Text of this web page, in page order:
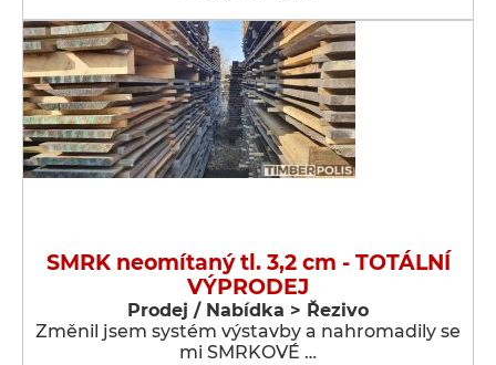
SMRK neomítaný tl. 3,2 cm - TOTÁLNÍ
VÝPRODEJ
Prodej / Nabídka > Řezivo
Změnil jsem systém výstavby a nahromadily se
mi SMRKOVÉ …